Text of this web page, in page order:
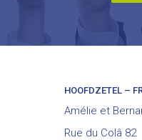
HOOFDZETEL –
Amélie et
Rue du Colâ 82